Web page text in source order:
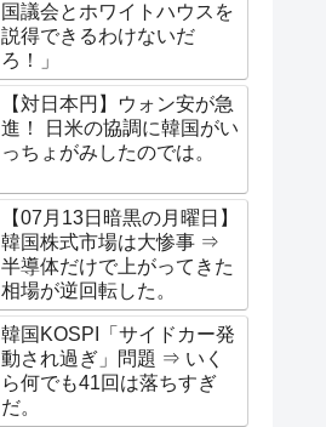
国議会とホワイトハウスを
説得できるわけないだ
ろ！」
【対日本円】ウォン安が急
進！ 日米の協調に韓国がい
っちょがみしたのでは。
【07月13日暗黒の月曜日】
韓国株式市場は大惨事 ⇒
半導体だけで上がってきた
相場が逆回転した。
韓国KOSPI「サイドカー発
動され過ぎ」問題 ⇒ いく
ら何でも41回は落ちすぎ
だ。